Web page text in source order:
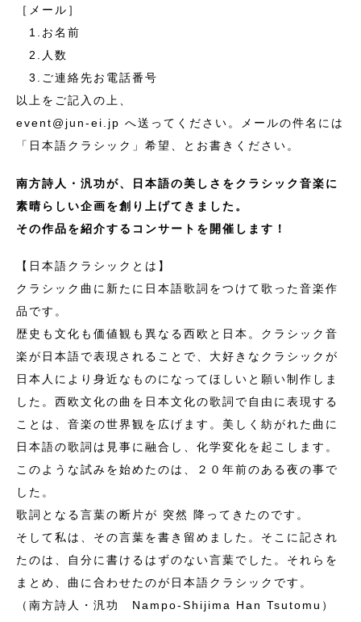
［メール］
1.お名前
2.人数
3.ご連絡先お電話番号
以上をご記入の上、
event@jun-ei.jp へ送ってください。メールの件名には
「日本語クラシック」希望、とお書きください。
南方詩人・汎功が、日本語の美しさをクラシック音楽に
素晴らしい企画を創り上げてきました。
その作品を紹介するコンサートを開催します！
【日本語クラシックとは】
クラシック曲に新たに日本語歌詞をつけて歌った音楽作
品です。
歴史も文化も価値観も異なる西欧と日本。クラシック音
楽が日本語で表現されることで、大好きなクラシックが
日本人により身近なものになってほしいと願い制作しま
した。西欧文化の曲を日本文化の歌詞で自由に表現する
ことは、音楽の世界観を広げます。美しく紡がれた曲に
日本語の歌詞は見事に融合し、化学変化を起こします。
このような試みを始めたのは、２０年前のある夜の事で
した。
歌詞となる言葉の断片が 突然 降ってきたのです。
そして私は、その言葉を書き留めました。そこに記され
たのは、自分に書けるはずのない言葉でした。それらを
まとめ、曲に合わせたのが日本語クラシックです。
（南方詩人・汎功 Nampo-Shijima Han Tsutomu）